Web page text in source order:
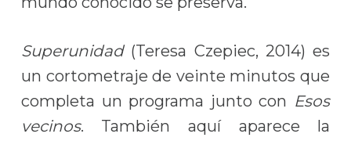
Superunidad (Teresa Czepiec, 2014) es
un cortometraje de veinte minutos que
completa un programa junto con Esos
vecinos. También aquí aparece la